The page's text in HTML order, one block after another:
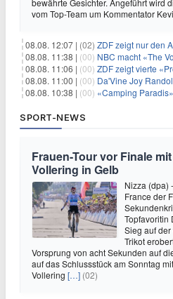
bewährte Gesichter. Angeführt wird
vom Top-Team um Kommentator
08.08. 12:07 | (02) ZDF zeigt nur den
08.08. 11:38 | (00) NBC macht «The
08.08. 11:06 | (00) ZDF zeigt vierte
08.08. 11:00 | (00) Da'Vine Joy Randolph
08.08. 10:38 | (00) «Camping Paradis»
SPORT-NEWS
Frauen-Tour vor Finale
Vollering in Gelb
Nizza (dpa)
France der
Topfavoritin
Sieg auf
Trikot
Vorsprung von acht Sekunden auf
auf das Schlussstück am Sonntag
Vollering […] (02)